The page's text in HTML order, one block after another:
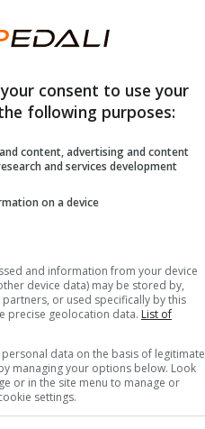
hanno coinvolto
resto della stagione
maggiore
per competere al
lasciare segni
èuna delle più
sei a sette mesi, se
consent to use your
following purposes:
content, advertising and content
and services development
on a device
and information from your device
device data) may be stored by,
or used specifically by this
precise geolocation data. List of
data on the basis of legitimate
managing your options below. Look
or in the site menu to manage or
settings.